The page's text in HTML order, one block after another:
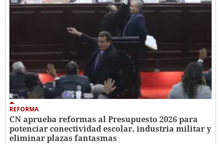
REFORMA
CN aprueba reformas al Presupuesto 2026 para
potenciar conectividad escolar, industria militar y
eliminar plazas fantasmas